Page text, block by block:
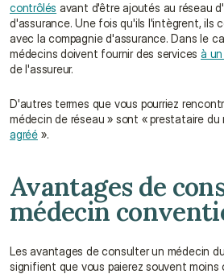
contrôlés avant d'être ajoutés au réseau
d'assurance. Une fois qu'ils l'intègrent, ils
avec la compagnie d'assurance. Dans le
médecins doivent fournir des services à
de l'assureur.
D'autres termes que vous pourriez
médecin de réseau » sont « prestataire
agréé ».
Avantages de
médecin
Les avantages de consulter un médecin
signifient que vous paierez souvent moins